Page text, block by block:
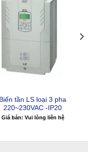
Biến tần LS loại 3 pha
220~230VAC -IP20
Giá bán: Vui lòng liên hệ